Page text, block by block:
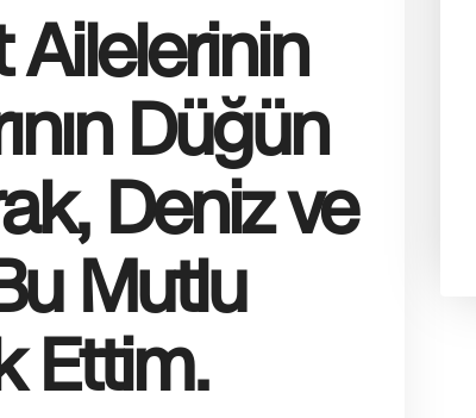
Ailelerinin
Düğün
Deniz ve
Mutlu
Ettim.